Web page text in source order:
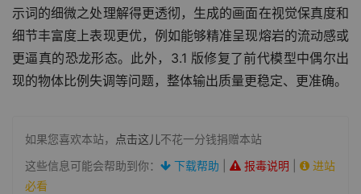
示词的细微之处理解得更透彻，生成的画面在视觉保真度和
细节丰富度上表现更优，例如能够精准呈现熔岩的流动感或
更逼真的恐龙形态。此外，3.1 版修复了前代模型中偶尔出
现的物体比例失调等问题，整体输出质量更稳定、更准确。
如果您喜欢本站， 点击这儿不花一分钱捐赠本站
这些信息可能会帮助到你：
下载帮助 报毒说明
进站
必看